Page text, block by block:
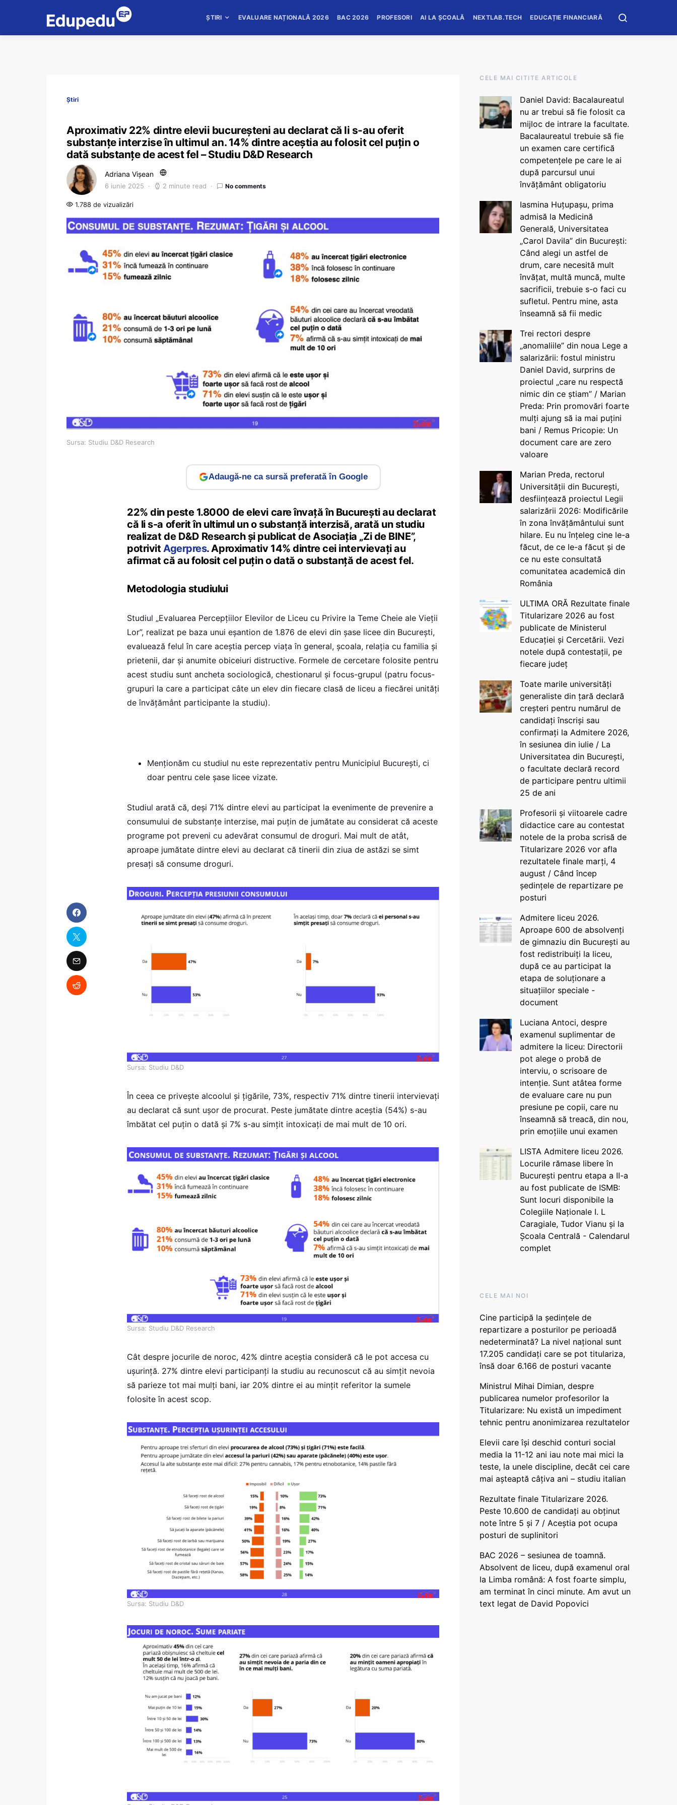
ȘTIRI EVALUARE NAȚIONALĂ 2026 BAC 2026 PROFESORI AI LA ȘCOALĂ NEXTLAB.TECH EDUCAȚIE FINANCIARĂ
Știri
Aproximativ 22% dintre elevii bucureșteni au declarat că li s-au oferit
substanțe interzise în ultimul an. 14% dintre aceștia au folosit cel puțin o
dată substanțe de acest fel – Studiu D&D Research
Adriana Vișean
6 iunie 2025 2 minute read No comments
1.788 de vizualizări
Sursa: Studiu D&D Research
Adaugă-ne ca sursă preferată în Google
22% din peste 1.8000 de elevi care învață în București au declarat
că li s-a oferit în ultimul un o substanță interzisă, arată un studiu
realizat de D&D Research și publicat de Asociația „Zi de BINE”,
potrivit Agerpres. Aproximativ 14% dintre cei intervievați au
afirmat că au folosit cel puțin o dată o substanță de acest fel.
Metodologia studiului
Studiul „Evaluarea Percepțiilor Elevilor de Liceu cu Privire la Teme Cheie ale Vieții
Lor”, realizat pe baza unui eșantion de 1.876 de elevi din șase licee din București,
evaluează felul în care aceștia percep viața în general, școala, relația cu familia și
prietenii, dar și anumite obiceiuri distructive. Formele de cercetare folosite pentru
acest studiu sunt ancheta sociologică, chestionarul și focus-grupul (patru focus-
grupuri la care a participat câte un elev din fiecare clasă de liceu a fiecărei unități
de învățământ participante la studiu).
Menționăm cu studiul nu este reprezentativ pentru Municipiul București, ci
doar pentru cele șase licee vizate.
Studiul arată că, deși 71% dintre elevi au participat la evenimente de prevenire a
consumului de substanțe interzise, mai puțin de jumătate au considerat că aceste
programe pot preveni cu adevărat consumul de droguri. Mai mult de atât,
aproape jumătate dintre elevi au declarat că tinerii din ziua de astăzi se simt
presați să consume droguri.
Sursa: Studiu D&D
În ceea ce privește alcoolul și țigările, 73%, respectiv 71% dintre tinerii intervievați
au declarat că sunt ușor de procurat. Peste jumătate dintre aceștia (54%) s-au
îmbătat cel puțin o dată și 7% s-au simțit intoxicați de mai mult de 10 ori.
Sursa: Studiu D&D Research
Cât despre jocurile de noroc, 42% dintre aceștia consideră că le pot accesa cu
ușurință. 27% dintre elevi participanți la studiu au recunoscut că au simțit nevoia
să parieze tot mai mulți bani, iar 20% dintre ei au mințit referitor la sumele
folosite în acest scop.
Sursa: Studiu D&D
CELE MAI CITITE ARTICOLE
Daniel David: Bacalaureatul
nu ar trebui să fie folosit ca
mijloc de intrare la facultate.
Bacalaureatul trebuie să fie
un examen care certifică
competențele pe care le ai
după parcursul unui
învățământ obligatoriu
Iasmina Huțupașu, prima
admisă la Medicină
Generală, Universitatea
„Carol Davila” din București:
Când alegi un astfel de
drum, care necesită mult
învățat, multă muncă, multe
sacrificii, trebuie s-o faci cu
sufletul. Pentru mine, asta
înseamnă să fii medic
Trei rectori despre
„anomaliile” din noua Lege a
salarizării: fostul ministru
Daniel David, surprins de
proiectul „care nu respectă
nimic din ce știam” / Marian
Preda: Prin promovări foarte
mulți ajung să ia mai puțini
bani / Remus Pricopie: Un
document care are zero
valoare
Marian Preda, rectorul
Universității din București,
desființează proiectul Legii
salarizării 2026: Modificările
în zona învățământului sunt
hilare. Eu nu înțeleg cine le-a
făcut, de ce le-a făcut și de
ce nu este consultată
comunitatea academică din
România
ULTIMA ORĂ Rezultate finale
Titularizare 2026 au fost
publicate de Ministerul
Educației și Cercetării. Vezi
notele după contestații, pe
fiecare județ
Toate marile universități
generaliste din țară declară
creșteri pentru numărul de
candidați înscriși sau
confirmați la Admitere 2026,
în sesiunea din iulie / La
Universitatea din București,
o facultate declară record
de participare pentru ultimii
25 de ani
Profesorii și viitoarele cadre
didactice care au contestat
notele de la proba scrisă de
Titularizare 2026 vor afla
rezultatele finale marți, 4
august / Când încep
ședințele de repartizare pe
posturi
Admitere liceu 2026.
Aproape 600 de absolvenți
de gimnaziu din București au
fost redistribuiți la liceu,
după ce au participat la
etapa de soluționare a
situațiilor speciale -
document
Luciana Antoci, despre
examenul suplimentar de
admitere la liceu: Directorii
pot alege o probă de
interviu, o scrisoare de
intenție. Sunt atâtea forme
de evaluare care nu pun
presiune pe copii, care nu
înseamnă să treacă, din nou,
prin emoțiile unui examen
LISTA Admitere liceu 2026.
Locurile rămase libere în
București pentru etapa a II-a
au fost publicate de ISMB:
Sunt locuri disponibile la
Colegiile Naționale I. L
Caragiale, Tudor Vianu și la
Școala Centrală - Calendarul
complet
CELE MAI NOI
Cine participă la ședințele de
repartizare a posturilor pe perioadă
nedeterminată? La nivel național sunt
17.205 candidați care se pot titulariza,
însă doar 6.166 de posturi vacante
Ministrul Mihai Dimian, despre
publicarea numelor profesorilor la
Titularizare: Nu există un impediment
tehnic pentru anonimizarea rezultatelor
Elevii care își deschid conturi social
media la 11-12 ani iau note mai mici la
teste, la unele discipline, decât cei care
mai așteaptă câțiva ani – studiu italian
Rezultate finale Titularizare 2026.
Peste 10.600 de candidați au obținut
note între 5 și 7 / Aceștia pot ocupa
posturi de suplinitori
BAC 2026 – sesiunea de toamnă.
Absolvent de liceu, după examenul oral
la Limba română: A fost foarte simplu,
am terminat în cinci minute. Am avut un
text legat de David Popovici